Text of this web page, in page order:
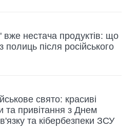
вже нестача продуктів: що
полиць після російського
свято: красиві
та привітання з Днем
та кібербезпеки ЗСУ